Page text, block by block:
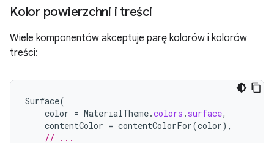
Kolor powierzchni i treści
Wiele komponentów akceptuje parę kolorów i kolorów
treści:
Surface(
color = MaterialTheme.colors . surface,
contentColor = contentColorFor(color),
// ...